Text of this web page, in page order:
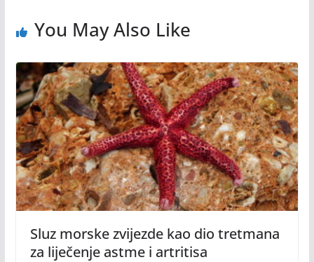
You May Also Like
Sluz morske zvijezde kao dio tretmana
za liječenje astme i artritisa